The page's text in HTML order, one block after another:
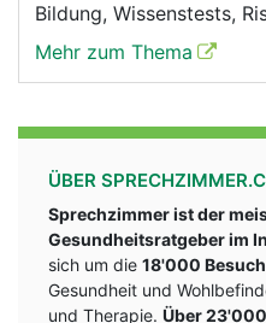
Bildung, Wissenstests,
Mehr zum Thema
ÜBER
Sprechzimmer ist der
Gesundheitsratgeber im
sich um die 18'000
Gesundheit und
und Therapie. Über